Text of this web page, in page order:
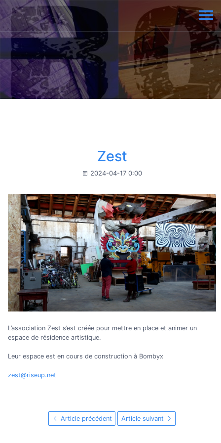
Zest
2024-04-17 0:00
L’association Zest s’est créée pour mettre en place et animer un
espace de résidence artistique.
Leur espace est en cours de construction à Bombyx
zest@riseup.net
Article précédent Article suivant